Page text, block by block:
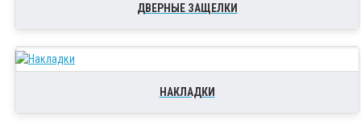
ДВЕРНЫЕ ЗАЩЕЛКИ
НАКЛАДКИ